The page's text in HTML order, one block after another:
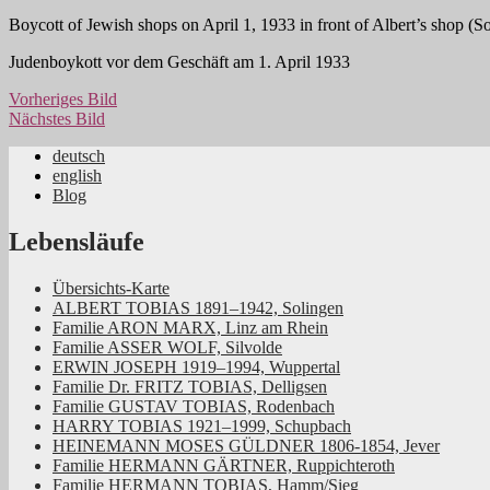
Boycott of Jewish shops on April 1, 1933 in front of Albert’s shop
Judenboykott vor dem Geschäft am 1. April 1933
Vorheriges Bild
Nächstes Bild
Jüdische Familiengeschichte aus dem
deutsch
english
Blog
Lebensläufe
Übersichts-Karte
ALBERT TOBIAS 1891–1942, Solingen
Familie ARON MARX, Linz am Rhein
Familie ASSER WOLF, Silvolde
ERWIN JOSEPH 1919–1994, Wuppertal
Familie Dr. FRITZ TOBIAS, Delligsen
Familie GUSTAV TOBIAS, Rodenbach
HARRY TOBIAS 1921–1999, Schupbach
HEINEMANN MOSES GÜLDNER 1806-1854, Jever
Familie HERMANN GÄRTNER, Ruppichteroth
Familie HERMANN TOBIAS, Hamm/Sieg